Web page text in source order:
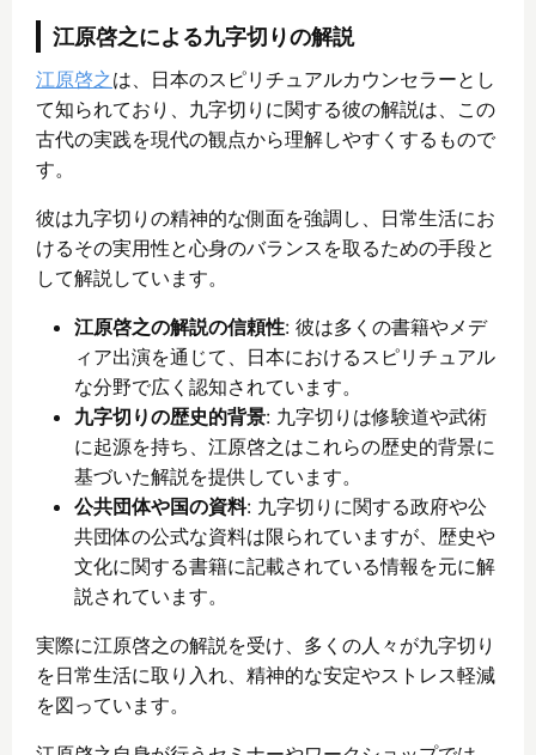
江原啓之による九字切りの解説
江原啓之は、日本のスピリチュアルカウンセラーとし
て知られており、九字切りに関する彼の解説は、この
古代の実践を現代の観点から理解しやすくするもので
す。
彼は九字切りの精神的な側面を強調し、日常生活にお
けるその実用性と心身のバランスを取るための手段と
して解説しています。
江原啓之の解説の信頼性: 彼は多くの書籍やメデ
ィア出演を通じて、日本におけるスピリチュアル
な分野で広く認知されています。
九字切りの歴史的背景: 九字切りは修験道や武術
に起源を持ち、江原啓之はこれらの歴史的背景に
基づいた解説を提供しています。
公共団体や国の資料: 九字切りに関する政府や公
共団体の公式な資料は限られていますが、歴史や
文化に関する書籍に記載されている情報を元に解
説されています。
実際に江原啓之の解説を受け、多くの人々が九字切り
を日常生活に取り入れ、精神的な安定やストレス軽減
を図っています。